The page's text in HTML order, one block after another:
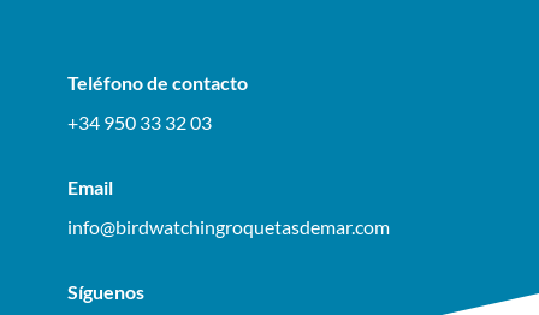
Teléfono de contacto
+34 950 33 32 03
Email
info@birdwatchingroquetasdemar.com
Síguenos